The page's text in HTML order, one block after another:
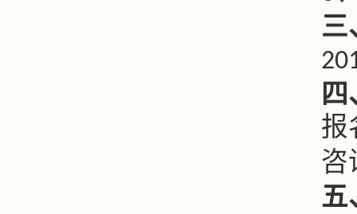
三
报
咨
五